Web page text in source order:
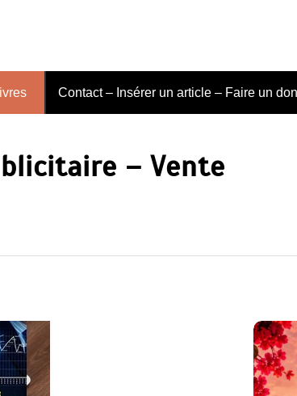
Contact – Insérer un article – Faire un don
– Vente